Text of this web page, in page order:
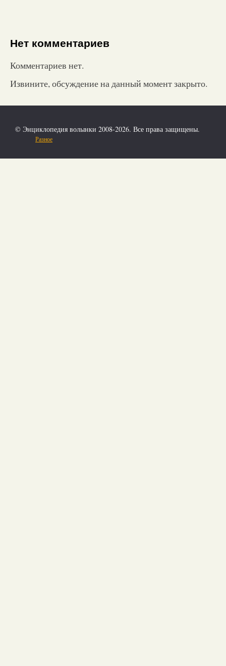
Нет комментариев
Комментариев нет.
Извините, обсуждение на данный момент закрыто.
© Энциклопедия волынки 2008-2026. Все права защищены.
Разное